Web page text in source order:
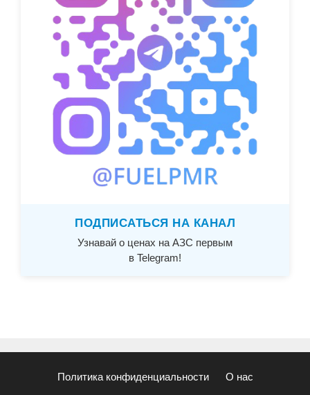
ПОДПИСАТЬСЯ НА КАНАЛ
Узнавай о ценах на АЗС первым
в Telegram!
Политика конфиденциальности О нас